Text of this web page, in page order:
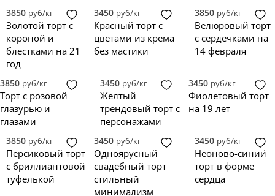
Красный
0
Лавандовый
0
Оранжевый
0
Персиковый
0
Фиолетовый
0
Черно-белый
0
Черно-золотой
0
Градиент
Разноцветный
0
3850 руб/кг
Золотой торт с
короной и
блестками на 21
год
3450 руб/кг
Красный торт с
цветами из крема
без мастики
3850 руб/кг
Велюровый торт
с сердечками на
14 февраля
3850 руб/кг
Торт с розовой
глазурью и
глазами
3450 руб/кг
Желтый
трендовый торт с
персонажами
3450 руб/кг
Фиолетовый торт
на 19 лет
3850 руб/кг
Персиковый торт
с бриллиантовой
туфелькой
3450 руб/кг
Одноярусный
свадебный торт
стильный
минимализм
3450 руб/кг
Неоново-синий
торт в форме
сердца